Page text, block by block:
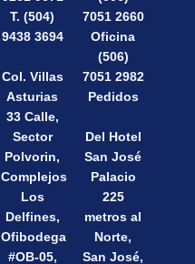
T. (504)
9438 3694
Col. Villas
Asturias
33 Calle,
Sector
Polvorin,
Complejos
Los
Delfines,
Ofibodega
#OB-05,
7051 2660
Oficina
(506)
7051 2982
Pedidos
Del Hotel
San José
Palacio
225
metros al
Norte,
San José,